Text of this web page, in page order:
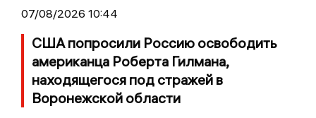
07/08/2026 10:44
США попросили Россию освободить
американца Роберта Гилмана,
находящегося под стражей в
Воронежской области